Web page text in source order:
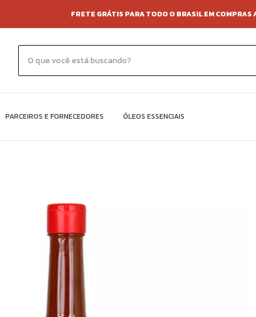
EXPERIMENTE ARRUDA, A SUA VIDA COM
PARCEIROS E FORNECEDORES
ÓLEOS ESSENCIAIS